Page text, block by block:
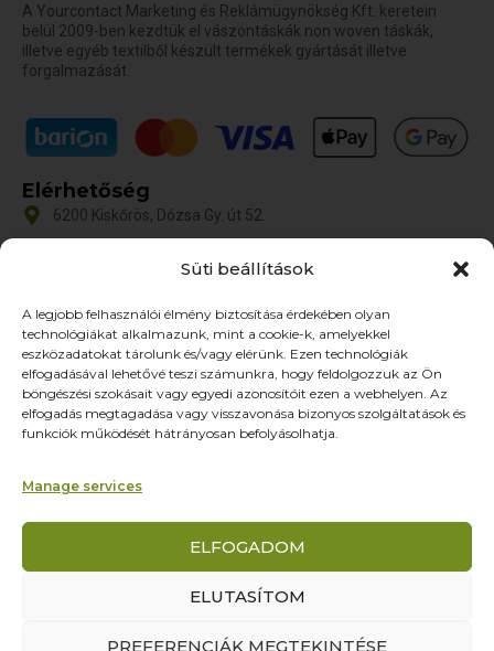
Süti beállítások
A legjobb felhasználói élmény biztosítása érdekében olyan
technológiákat alkalmazunk, mint a cookie-k, amelyekkel
eszközadatokat tárolunk és/vagy elérünk. Ezen technológiák
elfogadásával lehetővé teszi számunkra, hogy feldolgozzuk az Ön
böngészési szokásait vagy egyedi azonosítóit ezen a webhelyen. Az
elfogadás megtagadása vagy visszavonása bizonyos szolgáltatások és
funkciók működését hátrányosan befolyásolhatja.
Manage services
ELFOGADOM
ELUTASÍTOM
PREFERENCIÁK MEGTEKINTÉSE
A Yourcontact Marketing és Reklámügynökség Kft. keretein
belül 2009-ben kezdtük el vászontáskák non woven táskák,
illetve egyéb textilből készült termékek gyártását illetve
forgalmazását.
Elérhetőség
6200 Kiskőrös, Dózsa Gy. út 52.
Nyitvatartás
Hétfő-Péntek: 9:00-17:00
SZ–V: ZÁRVA
Oldalak
Termékek
Referenciák
Partnereknek
© Yourcontact Marketing és Reklámügynökség Kft. – Minden jog